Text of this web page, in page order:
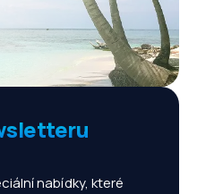
nabídky, které